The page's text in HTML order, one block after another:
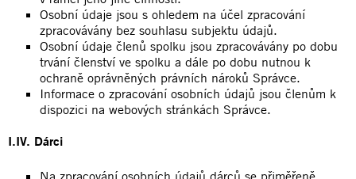
Osobní údaje jsou s ohledem na účel zpracování
zpracovávány bez souhlasu subjektu údajů.
Osobní údaje členů spolku jsou zpracovávány po dobu
trvání členství ve spolku a dále po dobu nutnou k
ochraně oprávněných právních nároků Správce.
Informace o zpracování osobních údajů jsou členům k
dispozici na webových stránkách Správce.
I.IV. Dárci
Na zpracování osobních údajů dárců se přiměřeně